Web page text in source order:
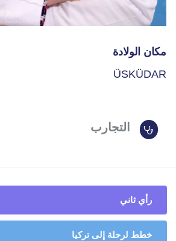
مكان الولادة
ÜSKÜDAR
التجارب
رأي ثاني
خطط لرحلة إلى تركيا